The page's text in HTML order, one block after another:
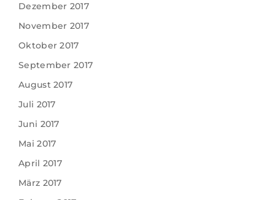
Dezember 2017
November 2017
Oktober 2017
September 2017
August 2017
Juli 2017
Juni 2017
Mai 2017
April 2017
März 2017